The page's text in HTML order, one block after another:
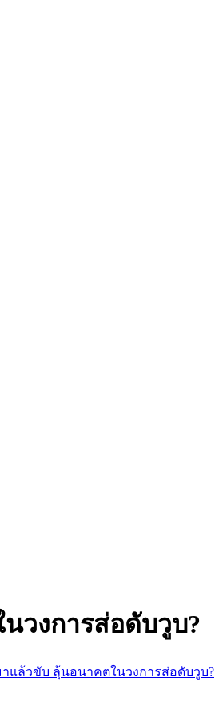
วงการส่อดับวูบ?
าแล้วขับ ลุ้นอนาคตในวงการส่อดับวูบ?